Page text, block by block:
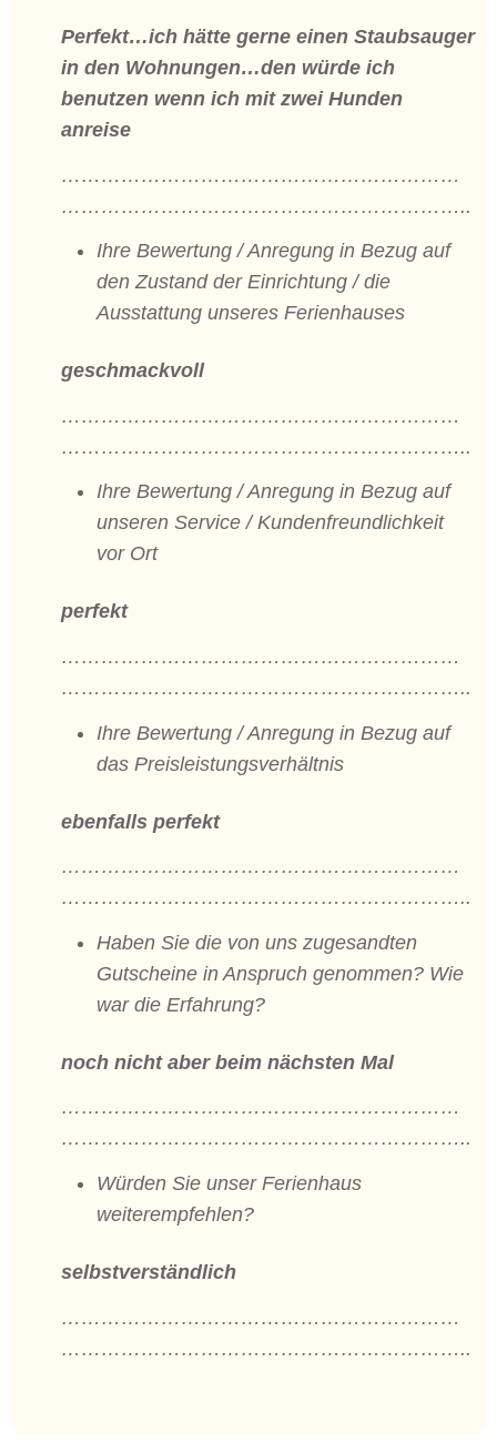
Perfekt…ich hätte gerne einen Staubsauger
in den Wohnungen…den würde ich
benutzen wenn ich mit zwei Hunden
anreise
……………………………………………………
……………………………………………………..
Ihre Bewertung / Anregung in Bezug auf
den Zustand der Einrichtung / die
Ausstattung unseres Ferienhauses
geschmackvoll
……………………………………………………
……………………………………………………..
Ihre Bewertung / Anregung in Bezug auf
unseren Service / Kundenfreundlichkeit
vor Ort
perfekt
……………………………………………………
……………………………………………………..
Ihre Bewertung / Anregung in Bezug auf
das Preisleistungsverhältnis
ebenfalls perfekt
……………………………………………………
……………………………………………………..
Haben Sie die von uns zugesandten
Gutscheine in Anspruch genommen? Wie
war die Erfahrung?
noch nicht aber beim nächsten Mal
……………………………………………………
……………………………………………………..
Würden Sie unser Ferienhaus
weiterempfehlen?
selbstverständlich
……………………………………………………
……………………………………………………..